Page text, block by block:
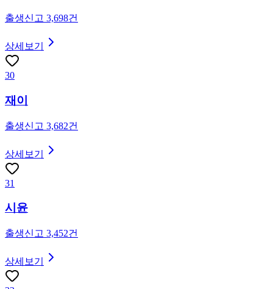
출생신고 3,698건
상세보기
30
재이
출생신고 3,682건
상세보기
31
시윤
출생신고 3,452건
상세보기